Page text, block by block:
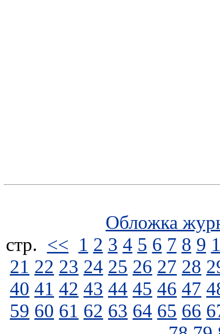
Обложка
стp. << 1 2 3 4 5 6 7 8 9
21 22 23 24 25 26 27 28
40 41 42 43 44 45 46 47
59 60 61 62 63 64 65 66